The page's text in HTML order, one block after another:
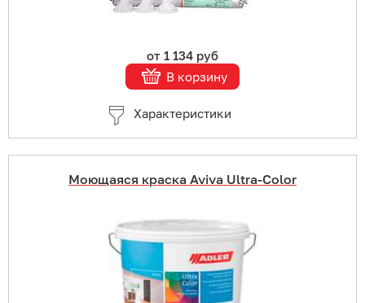
от 1 134 руб
В корзину
Характеристики
Моющаяся краска Aviva Ultra-Color
В корзину
Подробнее